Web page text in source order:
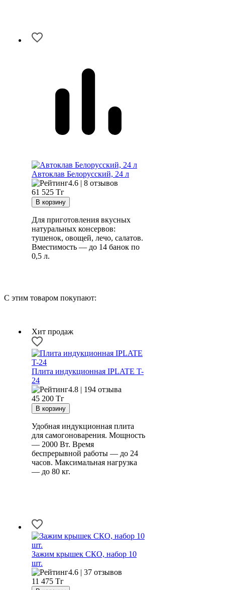
Автоклав Белорусский, 24 л
4.6 | 8 отзывов
61 525 Тг
Для приготовления вкусных
натуральных консервов:
тушенок, овощей, лечо, салатов.
Вместимость — до 14 банок по
0,5 л.
С этим товаром покупают:
Хит продаж
Плита индукционная IPLATE T-
24
4.8 | 194 отзыва
45 200 Тг
Удобная индукционная плита
для самогоноварения. Мощность
— 2000 Вт. Время
беспрерывной работы — до 24
часов. Максимальная нагрузка
— до 80 кг.
Зажим крышек СКО, набор 10
шт.
4.6 | 37 отзывов
11 475 Тг